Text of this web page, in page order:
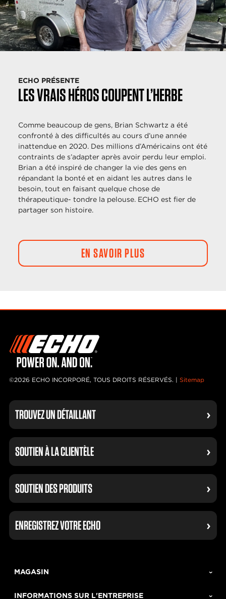
LES VRAIS HÉROS COUPENT L’HERBE
ECHO PRÉSENTE
Comme beaucoup de gens, Brian Schwartz a été
confronté à des difficultés au cours d’une année
inattendue en 2020. Des millions d’Américains ont été
contraints de s’adapter après avoir perdu leur emploi.
Brian a été inspiré de changer la vie des gens en
répandant la bonté et en aidant les autres dans le
besoin, tout en faisant quelque chose de
thérapeutique- tondre la pelouse. ECHO est fier de
partager son histoire.
EN SAVOIR PLUS
©2026 ECHO INCORPORÉ, TOUS DROITS RÉSERVÉS. | Sitemap
TROUVEZ UN DÉTAILLANT
SOUTIEN À LA CLIENTÈLE
SOUTIEN DES PRODUITS
ENREGISTREZ VOTRE ECHO
MAGASIN
INFORMATIONS SUR L'ENTREPRISE